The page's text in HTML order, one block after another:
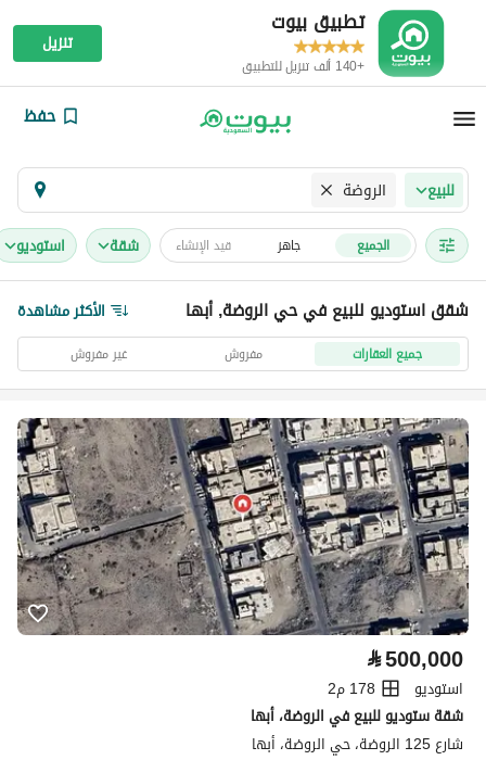
تطبيق بيوت
+140 ألف تنزيل للتطبيق
تنزيل
حفظ
للبيع الروضة
الجميع جاهز قيد الإنشاء شقة استوديو
شقق استوديو للبيع في حي الروضة, أبها الأكثر مشاهدة
جميع العقارات مفروش غير مفروش
⃁500,000
استوديو
178 م2
شقة ستوديو للبيع في الروضة، أبها
شارع 125 الروضة، حي الروضة، أبها